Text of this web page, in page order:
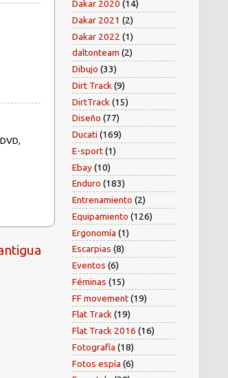
Dakar 2020 (14)
Dakar 2021 (2)
Dakar 2022 (1)
daltonteam (2)
Dibujo (33)
Dirt Track (9)
DirtTrack (15)
Diseño (77)
Ducati (169)
E-sport(1)
Ebay(10)
Enduro (183)
Entrenamiento (2)
Equipamiento (126)
Ergonomía (1)
Escarpias (8)
Eventos (6)
Féminas (15)
FF movement(19)
Flat Track(19)
Flat Track 2016 (16)
Fotografía (18)
Fotos espía (6)